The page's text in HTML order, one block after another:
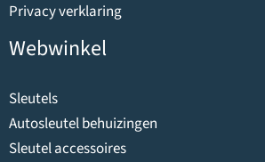
Privacy verklaring
Webwinkel
Sleutels
Autosleutel behuizingen
Sleutel accessoires